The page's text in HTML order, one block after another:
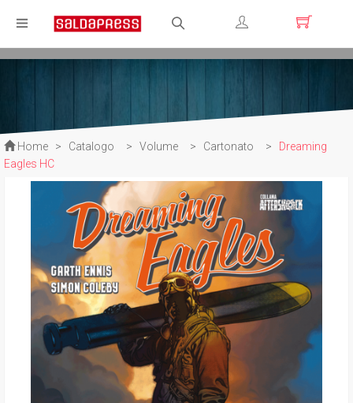
Registrati
Home > Catalogo > Volume > Cartonato >
Dreaming
Eagles HC